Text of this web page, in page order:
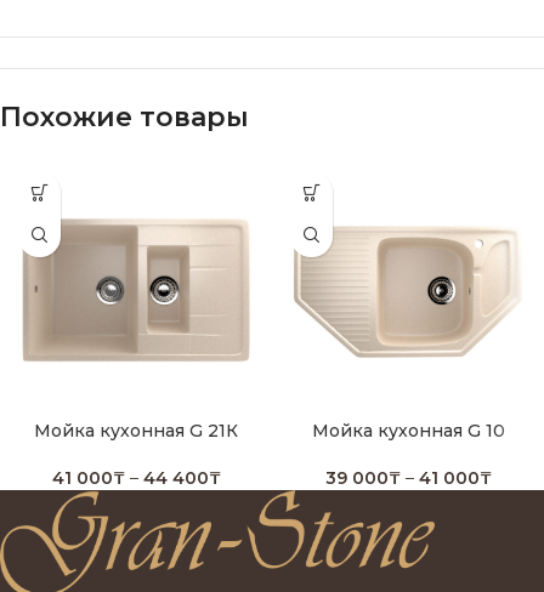
Похожие товары
Мойка кухонная G 21К
41 000₸ – 44 400₸
Мойка кухонная G 10
39 000₸ – 41 000₸